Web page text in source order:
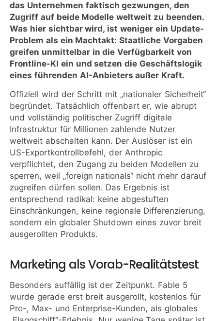
das Unternehmen faktisch gezwungen, den
Zugriff auf beide Modelle weltweit zu beenden.
Was hier sichtbar wird, ist weniger ein Update-
Problem als ein Machtakt: Staatliche Vorgaben
greifen unmittelbar in die Verfügbarkeit von
Frontline-KI ein und setzen die Geschäftslogik
eines führenden AI-Anbieters außer Kraft.
Offiziell wird der Schritt mit „nationaler Sicherheit“
begründet. Tatsächlich offenbart er, wie abrupt
und vollständig politischer Zugriff digitale
Infrastruktur für Millionen zahlende Nutzer
weltweit abschalten kann. Der Auslöser ist ein
US-Exportkontrollbefehl, der Anthropic
verpflichtet, den Zugang zu beiden Modellen zu
sperren, weil „foreign nationals“ nicht mehr darauf
zugreifen dürfen sollen. Das Ergebnis ist
entsprechend radikal: keine abgestuften
Einschränkungen, keine regionale Differenzierung,
sondern ein globaler Shutdown eines zuvor breit
ausgerollten Produkts.
Marketing als Vorab-Realitätstest
Besonders auffällig ist der Zeitpunkt. Fable 5
wurde gerade erst breit ausgerollt, kostenlos für
Pro-, Max- und Enterprise-Kunden, als globales